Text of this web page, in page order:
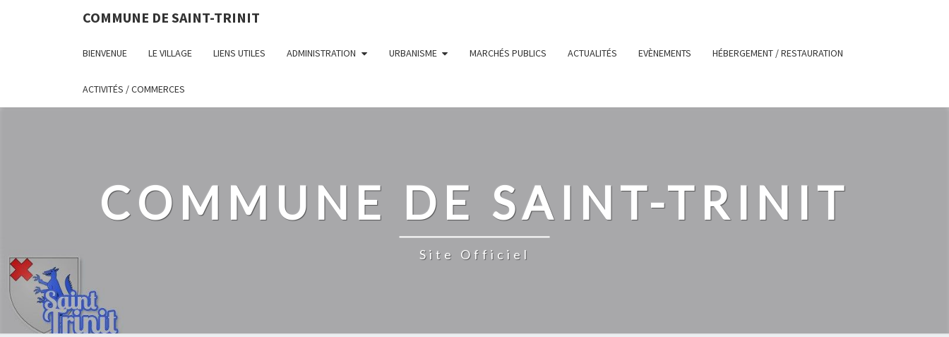
COMMUNE DE SAINT-TRINIT
BIENVENUE LE VILLAGE LIENS UTILES ADMINISTRATION URBANISME MARCHÉS PUBLICS ACTUALITÉS EVÈNEMENTS HÉBERGEMENT / RESTAURATION
ACTIVITÉS / COMMERCES
COMMUNE DE SAINT-TRINIT
Site Officiel